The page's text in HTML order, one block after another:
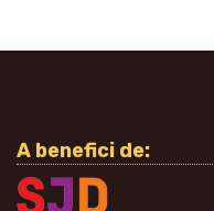
A benefici de: